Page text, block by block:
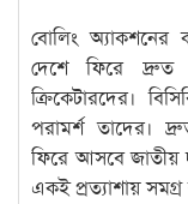
বোলিং অ্যাকশনের
দেশে ফিরে
ক্রিকেটারদের।
পরামর্শ তাদের।
ফিরে আসবে জাতীয়
একই প্রত্যাশায় সমগ্র